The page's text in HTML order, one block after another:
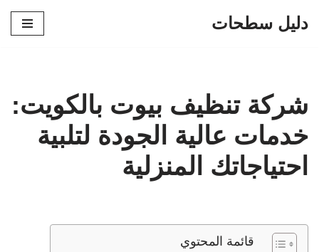
دليل سطحات
شركة تنظيف بيوت بالكويت:
خدمات عالية الجودة لتلبية
احتياجاتك المنزلية
قائمة المحتوي